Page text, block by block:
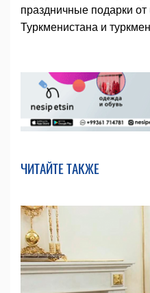
праздничные подарки
Туркменистана и
ЧИТАЙТЕ ТАКЖЕ